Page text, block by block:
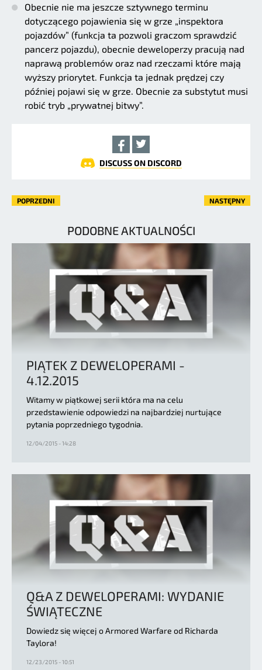
Obecnie nie ma jeszcze sztywnego terminu
dotyczącego pojawienia się w grze „inspektora
pojazdów” (funkcja ta pozwoli graczom sprawdzić
pancerz pojazdu), obecnie deweloperzy pracują nad
naprawą problemów oraz nad rzeczami które mają
wyższy priorytet. Funkcja ta jednak prędzej czy
później pojawi się w grze. Obecnie za substytut musi
robić tryb „prywatnej bitwy”.
DISCUSS ON DISCORD
POPRZEDNI NASTĘPNY
PODOBNE AKTUALNOŚCI
PIĄTEK Z DEWELOPERAMI -
4.12.2015
Witamy w piątkowej serii która ma na celu
przedstawienie odpowiedzi na najbardziej nurtujące
pytania poprzedniego tygodnia.
12/04/2015 - 14:28
Q&A Z DEWELOPERAMI: WYDANIE
ŚWIĄTECZNE
Dowiedz się więcej o Armored Warfare od Richarda
Taylora!
12/23/2015 - 10:51